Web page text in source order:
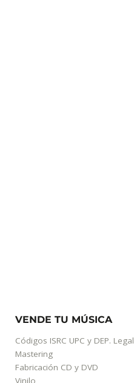
VENDE TU MÚSICA
Códigos ISRC UPC y DEP. Legal
Mastering
Fabricación CD y DVD
Vinilo